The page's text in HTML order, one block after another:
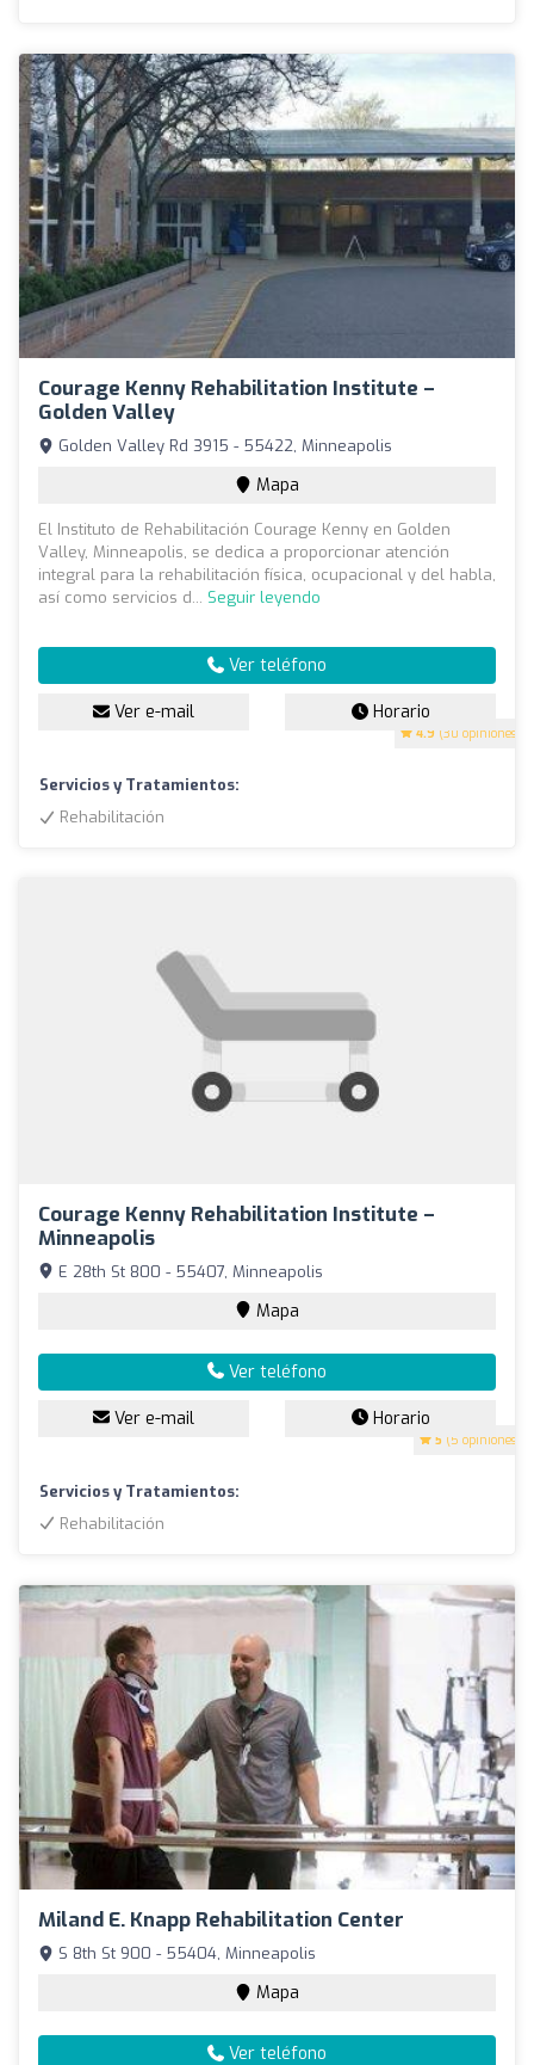
Courage Kenny Rehabilitation Institute –
Golden Valley
4.9 (30 opiniones)
Golden Valley Rd 3915 - 55422, Minneapolis
Mapa
El Instituto de Rehabilitación Courage Kenny en Golden
Valley, Minneapolis, se dedica a proporcionar atención
integral para la rehabilitación física, ocupacional y del habla,
así como servicios d... Seguir leyendo
Ver teléfono
Ver e-mail Horario
Servicios y Tratamientos:
Rehabilitación
Courage Kenny Rehabilitation Institute –
Minneapolis
5 (5 opiniones)
E 28th St 800 - 55407, Minneapolis
Mapa
Ver teléfono
Ver e-mail Horario
Servicios y Tratamientos:
Rehabilitación
Miland E. Knapp Rehabilitation Center
S 8th St 900 - 55404, Minneapolis
Mapa
Ver teléfono